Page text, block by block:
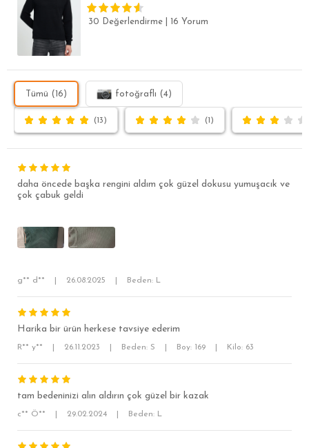
SÜPER SLİM FİT
KLASİK FİT
RELAX FİT
BÜYÜK BEDEN
30 Değerlendirme 16 Yorum
Tümü (16) fotoğraflı (4)
(13) (1)
daha öncede başka rengini aldım çok güzel dokusu yumuşacık ve
çok çabuk geldi
g** d** 26.08.2025 Beden: L
Harika bir ürün herkese tavsiye ederim
R** y** 26.11.2023 Beden: S Boy: 169 Kilo: 63
tam bedeninizi alın aldırın çok güzel bir kazak
c** Ö** 29.02.2024 Beden: L